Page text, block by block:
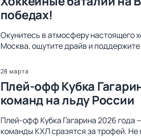
победах!
Окунитесь в атмосферу настоящего
Москва, ощутите драйв и
28 марта
Плей-офф Кубка
команд на льду России
Плей-офф Кубка Гагарина 2026 года
команды КХЛ сразятся за трофей. Не